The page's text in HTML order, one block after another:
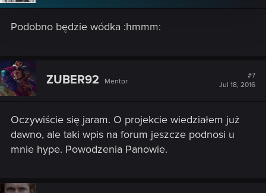
n
:
Podobno będzie wódka :hmmm:
ZUBER92 Mentor
#7
Jul 18, 2016
Oczywiście się jaram. O projekcie wiedziałem już
dawno, ale taki wpis na forum jeszcze podnosi u
mnie hype. Powodzenia Panowie.